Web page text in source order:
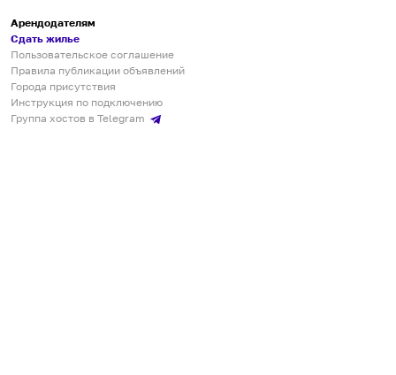
Арендодателям
Сдать жилье
Пользовательское соглашение
Правила публикации объявлений
Города присутствия
Инструкция по подключению
Группа хостов в Telegram